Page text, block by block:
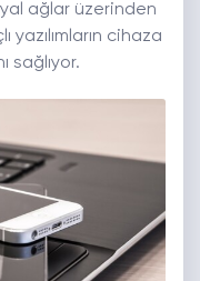
ağlar üzerinden
yazılımların cihaza
sağlıyor.